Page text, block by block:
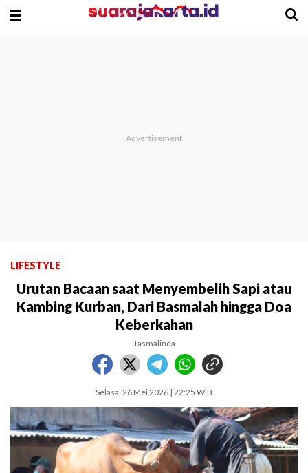
LIFESTYLE
Urutan Bacaan saat Menyembelih Sapi atau
Kambing Kurban, Dari Basmalah hingga Doa
Keberkahan
Tasmalinda
Selasa, 26 Mei 2026 | 22:25 WIB